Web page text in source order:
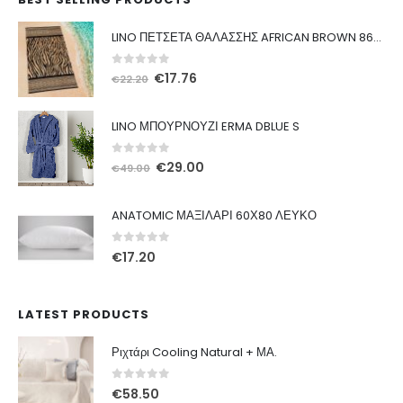
LINO ΠΕΤΣΕΤΑ ΘΑΛΑΣΣΗΣ AFRICAN BROWN 86X160
out of 5
€22.20 Original
€17.76
LINO ΜΠΟΥΡΝΟΥΖΙ ERMA DBLUE S
out of 5
€49.00 Original
€29.00
ANATOMIC ΜΑΞΙΛΑΡΙ 60Χ80 ΛΕΥΚΟ
0out of 5
€17.20
LATEST PRODUCTS
Ριχτάρι Cooling Natural + ΜΑ.
0out of 5
€58.50